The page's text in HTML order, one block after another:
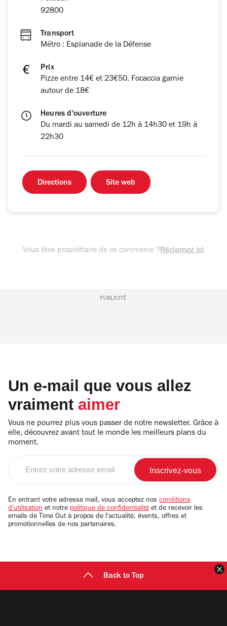
92800
Transport
Métro : Esplanade de la Défense
Prix
Pizze entre 14€ et 23€50. Focaccia garnie
autour de 18€
Heures d'ouverture
Du mardi au samedi de 12h à 14h30 et 19h à
22h30
Directions Site web
Vous êtes propriétaire de ce commerce ?Réclamez ici
PUBLICITÉ
Un e-mail que vous allez
vraiment aimer
Vous ne pourrez plus vous passer de notre newsletter. Grâce à
elle, découvrez avant tout le monde les meilleurs plans du
moment.
email
En entrant votre adresse mail, vous acceptez nos conditions
d'utilisation et notre politique de confidentialité et de recevoir les
emails de Time Out à propos de l'actualité, évents, offres et
promotionnelles de nos partenaires.
Back to Top